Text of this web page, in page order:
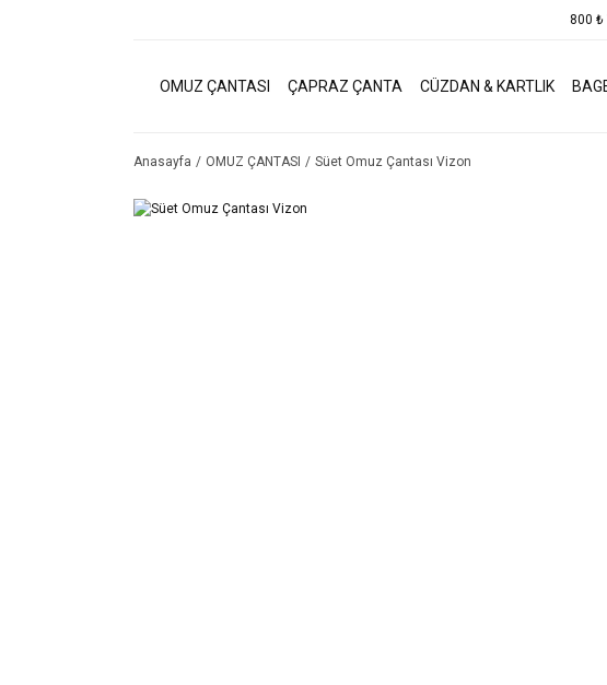
800 ₺
OMUZ ÇANTASI ÇAPRAZ ÇANTA CÜZDAN & KARTLIK
Anasayfa OMUZ ÇANTASI Süet Omuz Çantası Vizon